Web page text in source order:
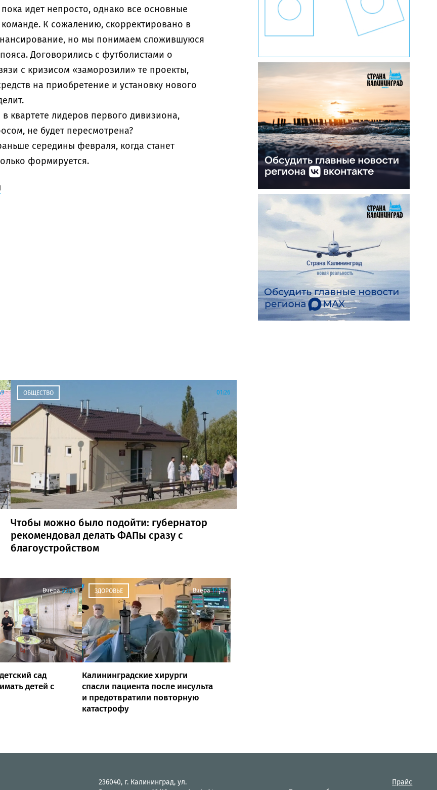
идет непросто, однако все основные
К сожалению, скорректировано в
но мы понимаем сложившуюся
Договорились с футболистами о
с кризисом «заморозили» те проекты,
на приобретение и установку нового
квартете лидеров первого дивизиона,
не будет пересмотрена?
середины февраля, когда станет
формируется.
ОБЩЕСТВО 01:26
Чтобы можно было подойти: губернатор
рекомендовал делать ФАПы сразу с
благоустройством
Вчера 22:24
сад
детей с
ЗДОРОВЬЕ Вчера 17:12
Калининградские хирурги
спасли пациента после инсульта
и предотвратили повторную
катастрофу
236040, г. Калининград, ул.
Прайс